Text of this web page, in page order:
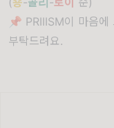
📌 PRIIISM이 마음에
부탁드려요.